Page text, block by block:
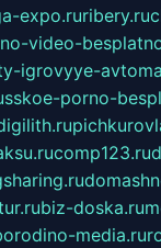
expo.ruribery.ru
video-
igrovyye-
porno-
comp123.ru
biz-doska.ru
media.ru